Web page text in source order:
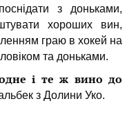
з доньками,
хороших вин,
граю в хокей на
та доньками.
і те ж вино до
з Долини Уко.